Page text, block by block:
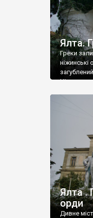
Ялта.
Греки
ніжинські
Ніжин
Ялта .
орди
Дивне